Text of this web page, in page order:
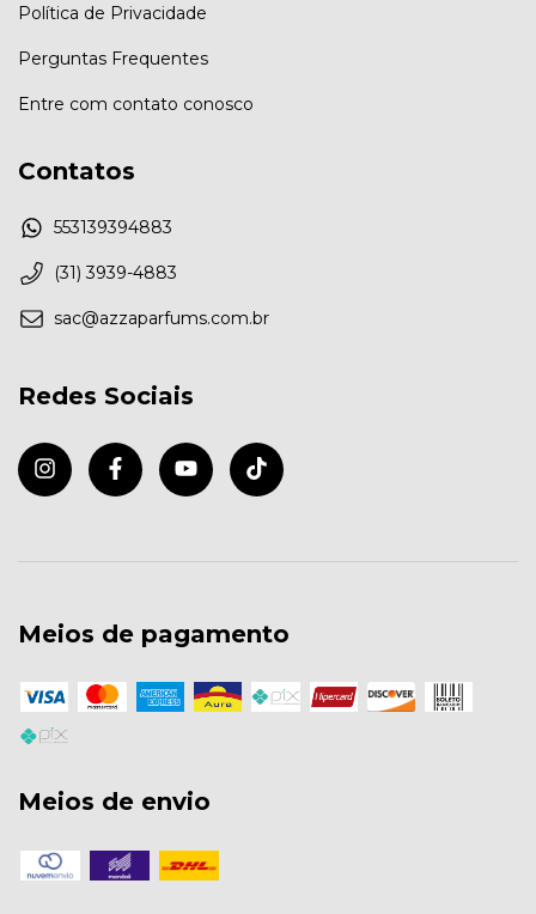
Política de Privacidade
Perguntas Frequentes
Entre com contato conosco
Contatos
553139394883
(31) 3939-4883
sac@azzaparfums.com.br
Redes Sociais
Meios de pagamento
Meios de envio